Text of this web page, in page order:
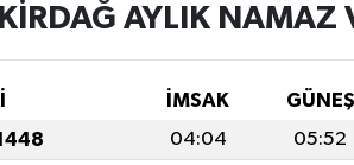
AYLIK NAMAZ
İMSAK GÜNEŞ
04:04 05:52